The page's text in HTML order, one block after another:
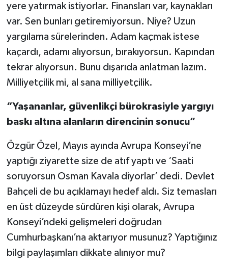
yere yatırmak istiyorlar. Finansları var, kaynakları
var. Sen bunları getiremiyorsun. Niye? Uzun
yargılama sürelerinden. Adam kaçmak istese
kaçardı, adamı alıyorsun, bırakıyorsun. Kapından
tekrar alıyorsun. Bunu dışarıda anlatman lazım.
Milliyetçilik mi, al sana milliyetçilik.
“Yaşananlar, güvenlikçi bürokrasiyle yargıyı
baskı altına alanların direncinin sonucu”
Özgür Özel, Mayıs ayında Avrupa Konseyi’ne
yaptığı ziyarette size de atıf yaptı ve ‘Saati
soruyorsun Osman Kavala diyorlar’ dedi. Devlet
Bahçeli de bu açıklamayı hedef aldı. Siz temasları
en üst düzeyde sürdüren kişi olarak, Avrupa
Konseyi’ndeki gelişmeleri doğrudan
Cumhurbaşkanı’na aktarıyor musunuz? Yaptığınız
bilgi paylaşımları dikkate alınıyor mu?